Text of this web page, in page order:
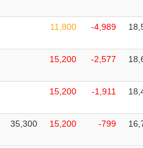
11,800 -4,989
15,200 -2,577
15,200 -1,911
35,300 15,200 -799